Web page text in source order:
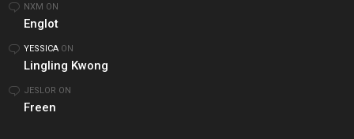
NXM ON
Englot
YESSICA ON
Lingling Kwong
JESLOR ON
Freen